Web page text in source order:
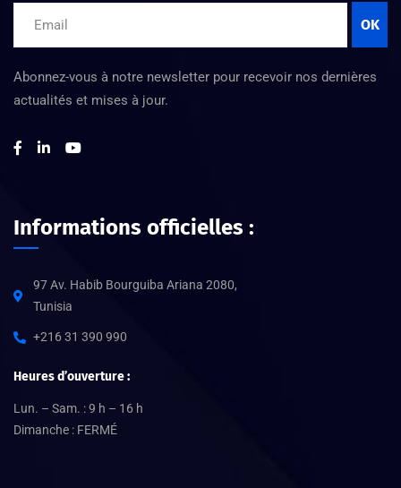
OK
Abonnez-vous à notre newsletter pour recevoir nos dernières
actualités et mises à jour.
Informations officielles :
97 Av. Habib Bourguiba Ariana 2080,
Tunisia
+216 31 390 990
Heures d’ouverture :
Lun. – Sam. : 9 h – 16 h
Dimanche : FERMÉ